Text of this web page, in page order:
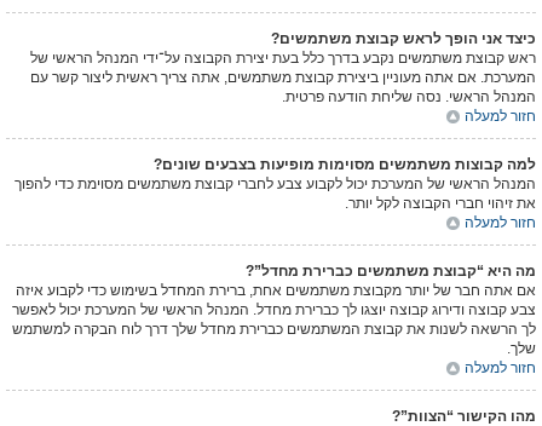
כיצד אני הופך לראש קבוצת משתמשים?
ראש קבוצת משתמשים נקבע בדרך כלל בעת יצירת הקבוצה על־ידי המנהל הראשי של
המערכת. אם אתה מעוניין ביצירת קבוצת משתמשים, אתה צריך ראשית ליצור קשר עם
המנהל הראשי. נסה שליחת הודעה פרטית.
חזור למעלה
למה קבוצות משתמשים מסוימות מופיעות בצבעים שונים?
המנהל הראשי של המערכת יכול לקבוע צבע לחברי קבוצת משתמשים מסוימת כדי להפוך
את זיהוי חברי הקבוצה לקל יותר.
חזור למעלה
מה היא “קבוצת משתמשים כברירת מחדל”?
אם אתה חבר של יותר מקבוצת משתמשים אחת, ברירת המחדל בשימוש כדי לקבוע איזה
צבע קבוצה ודירוג קבוצה יוצגו לך כברירת מחדל. המנהל הראשי של המערכת יכול לאפשר
לך הרשאה לשנות את קבוצת המשתמשים כברירת מחדל שלך דרך לוח הבקרה למשתמש
שלך.
חזור למעלה
מהו הקישור “הצוות”?